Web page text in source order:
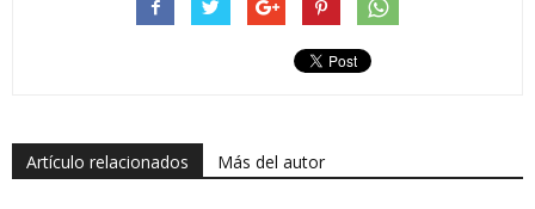
Artículo relacionados Más del autor